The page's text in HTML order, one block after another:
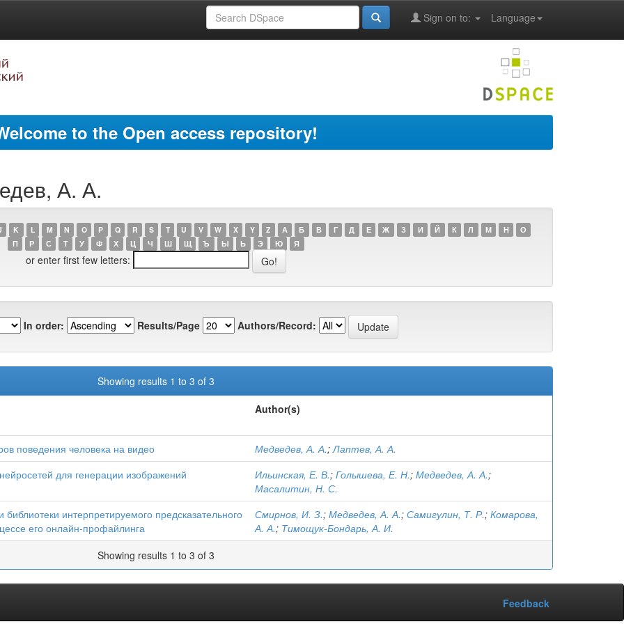
Language
Sign on to:
to the Open access repository!
А. А.
K L M N O P Q R S T U V W X Y Z А Б В Г Д Е Ж З И Й К Л М Н
О
П
Р С Т У Ф Х Ц Ч Ш Щ Ъ Ы Ь Э Ю Я
or enter first few letters:
In order: Results/Page Authors/Record:
Showing results 1 to 3 of 3
Author(s)
поведения человека на видео Медведев, А. А.;Лаптев, А. А.
для генерации изображений Ильинская, Е. В.; Голышева, Е. Н.; Медведев, А. А.;
Масалитин, Н. С.
интерпретируемого предсказательного
его онлайн-профайлинга
Смирнов, И. З.; Медведев, А. А.; Самигулин, Т. Р.; Комарова,
А. А.; Тимощук-Бондарь, А. И.
Showing results 1 to 3 of 3
Feedback